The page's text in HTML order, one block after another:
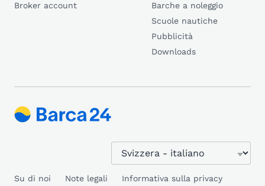
Broker account
Barche a noleggio
Scuole nautiche
Pubblicità
Downloads
Su di noi Note legali
Informativa sulla privacy